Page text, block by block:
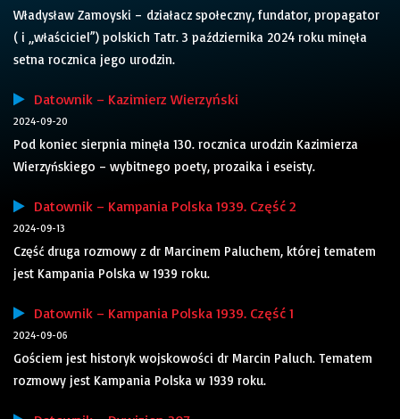
Władysław Zamoyski – działacz społeczny, fundator, propagator
( i „właściciel”) polskich Tatr. 3 października 2024 roku minęła
setna rocznica jego urodzin.
Datownik – Kazimierz Wierzyński
2024-09-20
Pod koniec sierpnia minęła 130. rocznica urodzin Kazimierza
Wierzyńskiego – wybitnego poety, prozaika i eseisty.
Datownik – Kampania Polska 1939. Część 2
2024-09-13
Część druga rozmowy z dr Marcinem Paluchem, której tematem
jest Kampania Polska w 1939 roku.
Datownik – Kampania Polska 1939. Część 1
2024-09-06
Gościem jest historyk wojskowości dr Marcin Paluch. Tematem
rozmowy jest Kampania Polska w 1939 roku.